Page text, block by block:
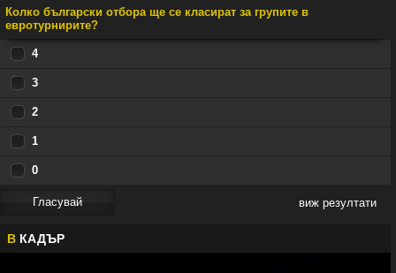
Колко български отбора ще се класират за групите в
евротурнирите?
4
3
2
1
0
виж резултати
В КАДЪР